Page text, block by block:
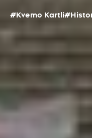
#Kvemo Kartli